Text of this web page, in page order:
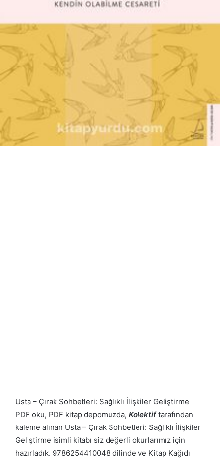
Usta – Çırak Sohbetleri: Sağlıklı İlişkiler Geliştirme
PDF oku, PDF kitap depomuzda, Kolektiftarafından
kaleme alınan Usta – Çırak Sohbetleri: Sağlıklı İlişkiler
Geliştirme isimli kitabı siz değerli okurlarımız için
hazırladık. 9786254410048 dilinde ve Kitap Kağıdı